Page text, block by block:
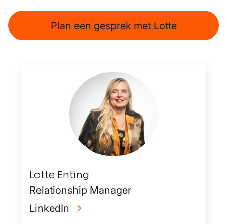
Plan een gesprek met Lotte
Lotte Enting
Relationship Manager
LinkedIn